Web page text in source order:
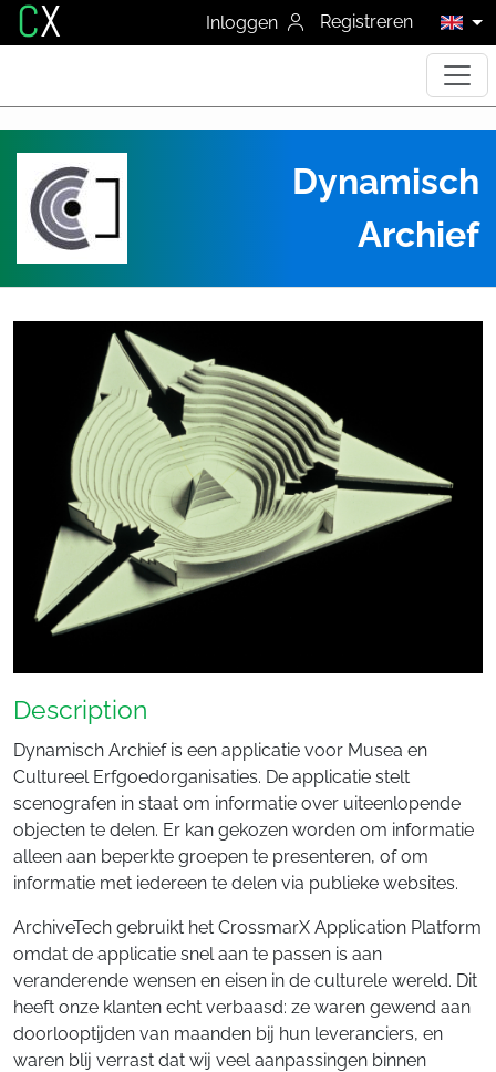
CX Inloggen Registreren
Dynamisch
Archief
Description
Dynamisch Archief is een applicatie voor Musea en
Cultureel Erfgoedorganisaties. De applicatie stelt
scenografen in staat om informatie over uiteenlopende
objecten te delen. Er kan gekozen worden om informatie
alleen aan beperkte groepen te presenteren, of om
informatie met iedereen te delen via publieke websites.
ArchiveTech gebruikt het CrossmarX Application Platform
omdat de applicatie snel aan te passen is aan
veranderende wensen en eisen in de culturele wereld. Dit
heeft onze klanten echt verbaasd: ze waren gewend aan
doorlooptijden van maanden bij hun leveranciers, en
waren blij verrast dat wij veel aanpassingen binnen